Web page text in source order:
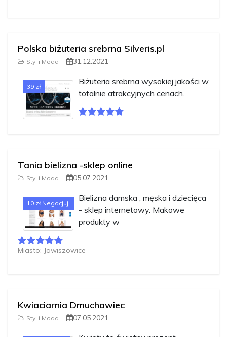
Polska biżuteria srebrna Silveris.pl
Styl i Moda 31.12.2021
39 zł
Biżuteria srebrna wysokiej jakości w
totalnie atrakcyjnych cenach.
Tania bielizna -sklep online
Styl i Moda 05.07.2021
10 zł Negocjuj!
Bielizna damska , męska i dziecięca
- sklep internetowy. Makowe
produkty w
Miasto: Jawiszowice
Kwiaciarnia Dmuchawiec
Styl i Moda 07.05.2021